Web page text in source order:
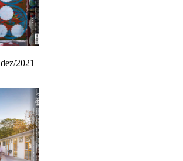
dez/2021